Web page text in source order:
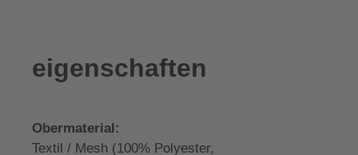
eigenschaften
Obermaterial:
Textil / Mesh (100% Polyester,